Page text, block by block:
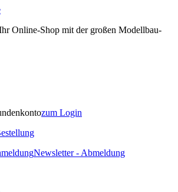
Online-Shop mit der großen Modellbau-
zum Login
Newsletter - Abmeldung